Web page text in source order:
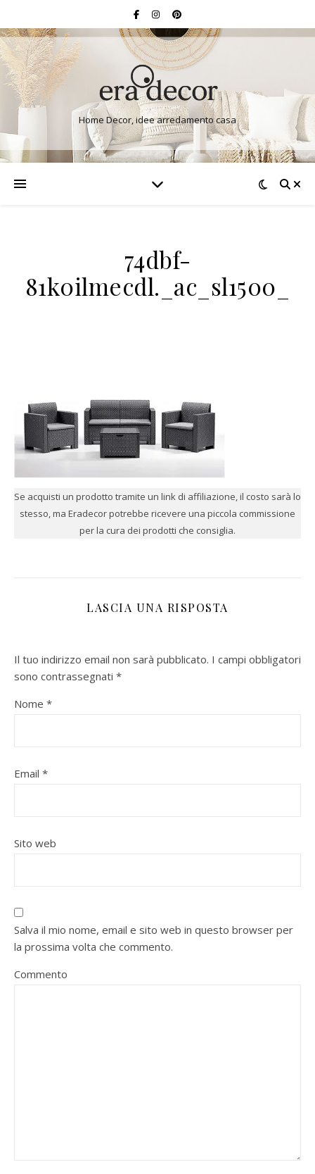
Home Decor, idee arredamento casa
74dbf-
81k0ilmecdl._ac_sl1500_
Se acquisti un prodotto tramite un link di affiliazione, il costo sarà lo
stesso, ma Eradecor potrebbe ricevere una piccola commissione
per la cura dei prodotti che consiglia.
LASCIA UNA RISPOSTA
Il tuo indirizzo email non sarà pubblicato. I campi obbligatori
sono contrassegnati *
Nome *
Email *
Sito web
Salva il mio nome, email e sito web in questo browser per
la prossima volta che commento.
Commento